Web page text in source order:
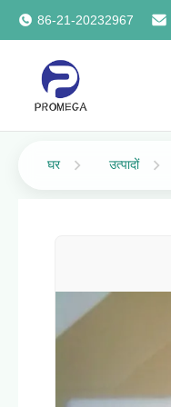
86-21-20232967
घर उत्पादों